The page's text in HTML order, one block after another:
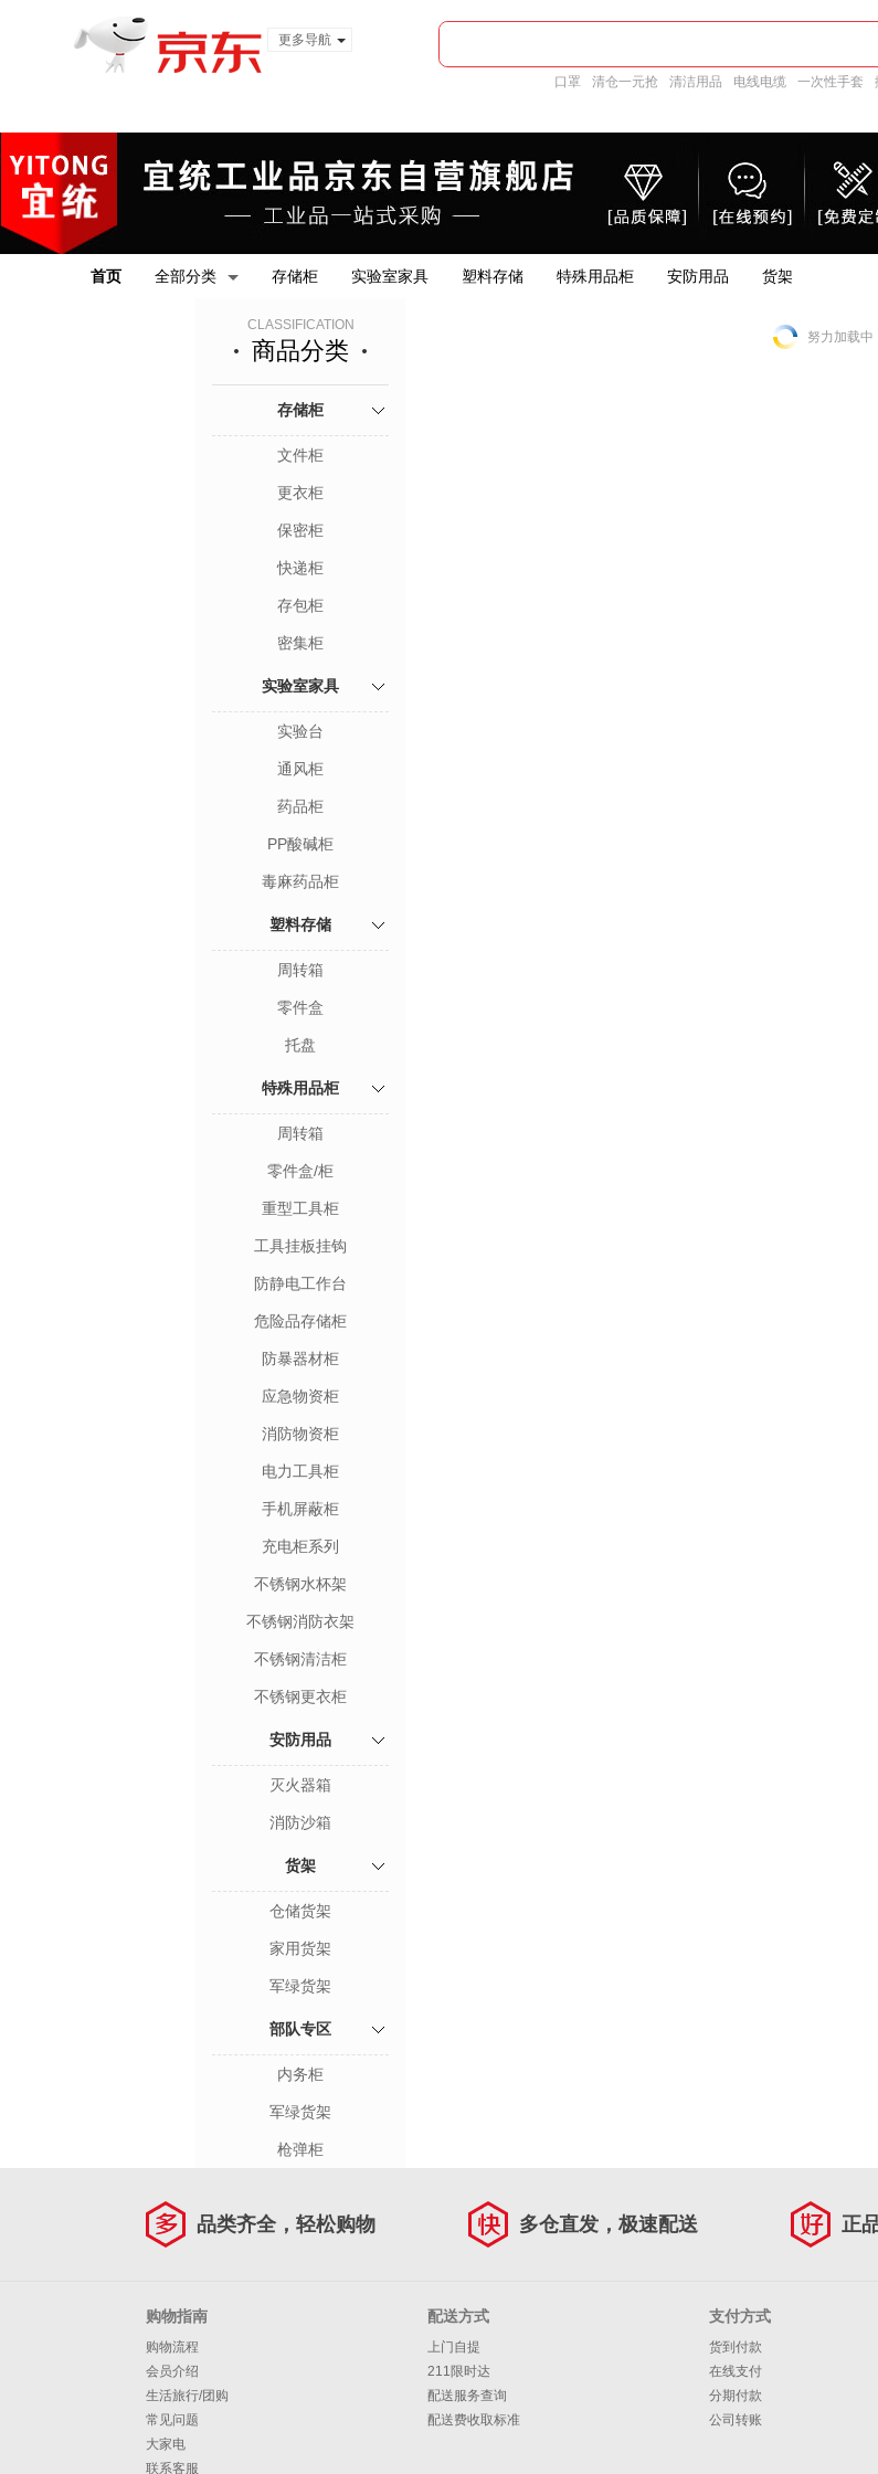
更多导航
口罩 清仓一元抢 清洁用品 电线电缆 一次性手套
首页 全部分类 存储柜 实验室家具 塑料存储 特殊用品柜 安防用品 货架
CLASSIFICATION
商品分类
存储柜
文件柜
更衣柜
保密柜
快递柜
存包柜
密集柜
实验室家具
实验台
通风柜
药品柜
PP酸碱柜
毒麻药品柜
塑料存储
周转箱
零件盒
托盘
特殊用品柜
周转箱
零件盒/柜
重型工具柜
工具挂板挂钩
防静电工作台
危险品存储柜
防暴器材柜
应急物资柜
消防物资柜
电力工具柜
手机屏蔽柜
充电柜系列
不锈钢水杯架
不锈钢消防衣架
不锈钢清洁柜
不锈钢更衣柜
安防用品
灭火器箱
消防沙箱
货架
仓储货架
家用货架
军绿货架
部队专区
内务柜
军绿货架
枪弹柜
努力加载中
品类齐全，轻松购物 多仓直发，极速配送 正
购物指南
购物流程
会员介绍
生活旅行/团购
常见问题
大家电
联系客服
配送方式
上门自提
211限时达
配送服务查询
配送费收取标准
支付方式
货到付款
在线支付
分期付款
公司转账